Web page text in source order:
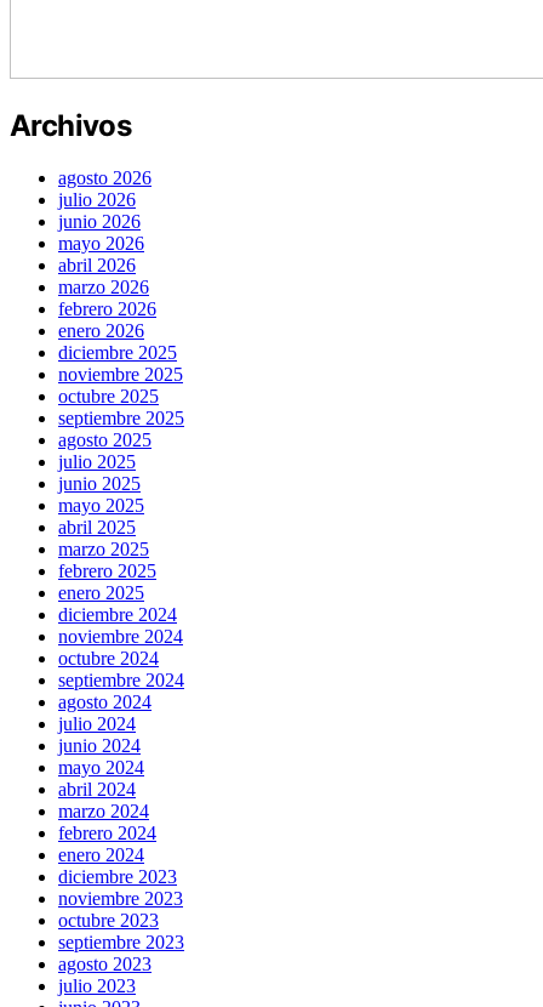
Archivos
agosto 2026
julio 2026
junio 2026
mayo 2026
abril 2026
marzo 2026
febrero 2026
enero 2026
diciembre 2025
noviembre 2025
octubre 2025
septiembre 2025
agosto 2025
julio 2025
junio 2025
mayo 2025
abril 2025
marzo 2025
febrero 2025
enero 2025
diciembre 2024
noviembre 2024
octubre 2024
septiembre 2024
agosto 2024
julio 2024
junio 2024
mayo 2024
abril 2024
marzo 2024
febrero 2024
enero 2024
diciembre 2023
noviembre 2023
octubre 2023
septiembre 2023
agosto 2023
julio 2023